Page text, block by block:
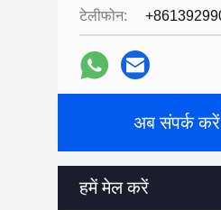
टेलीफोन:
अब संपर्क करें
हमें मेल करें